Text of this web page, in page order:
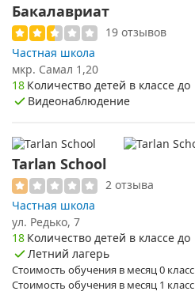
Бакалавриат
19 отзывов
Частная школа
мкр. Самал 1,20
18 Количество детей в классе до
Видеонаблюдение
Tarlan School
2 отзыва
Частная школа
​ул. Редько, 7
18 Количество детей в классе до
Летний лагерь
Стоимость обучения в месяц 0 класс
Стоимость обучения в месяц 1 класс